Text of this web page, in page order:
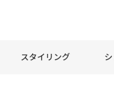
スタイリング